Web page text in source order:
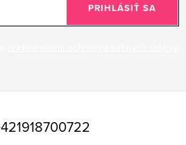
PRIHLÁSIŤ SA